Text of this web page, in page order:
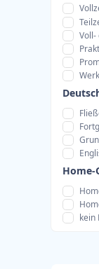
Voll-
Home-
kein